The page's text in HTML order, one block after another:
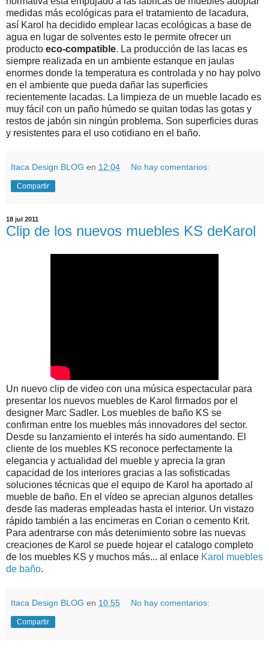
medidas más ecológicas para el tratamiento de lacadura,
así Karol ha decidido emplear lacas ecológicas a base de
agua en lugar de solventes esto le permite ofrecer un
producto eco-compatible. La producción de las lacas es
siempre realizada en un ambiente estanque en jaulas
enormes donde la temperatura es controlada y no hay polvo
en el ambiente que pueda dañar las superficies
recientemente lacadas. La limpieza de un mueble lacado es
muy fácil con un paño húmedo se quitan todas las gotas y
restos de jabón sin ningún problema. Son superficies duras
y resistentes para el uso cotidiano en el baño.
Itaca Design BLOG en 12:04 No hay comentarios:
Compartir
18 jul 2011
Clip de los nuevos muebles KS deKarol
Un nuevo clip de video con una música espectacular para
presentar los nuevos muebles de Karol firmados por el
designer Marc Sadler. Los muebles de baño KS se
confirman entre los muebles más innovadores del sector.
Desde su lanzamiento el interés ha sido aumentando. El
cliente de los muebles KS reconoce perfectamente la
elegancia y actualidad del mueble y aprecia la gran
capacidad de los interiores gracias a las sofisticadas
soluciones técnicas que el equipo de Karol ha aportado al
mueble de baño. En el vídeo se aprecian algunos detalles
desde las maderas empleadas hasta el interior. Un vistazo
rápido también a las encimeras en Corian o cemento Krit.
Para adentrarse con más detenimiento sobre las nuevas
creaciones de Karol se puede hojear el catalogo completo
de los muebles KS y muchos más... al enlace Karol muebles
de baño.
Itaca Design BLOG en 10:55 No hay comentarios:
Compartir